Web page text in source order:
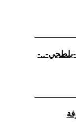
بلطجي-..-